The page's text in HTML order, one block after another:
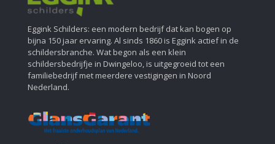
Eggink Schilders: een modern bedrijf dat kan bogen op
bijna 150 jaar ervaring. Al sinds 1860 is Eggink actief in de
schildersbranche. Wat begon als een klein
schildersbedrijfje in Dwingeloo, is uitgegroeid tot een
familiebedrijf met meerdere vestigingen in Noord
Nederland.